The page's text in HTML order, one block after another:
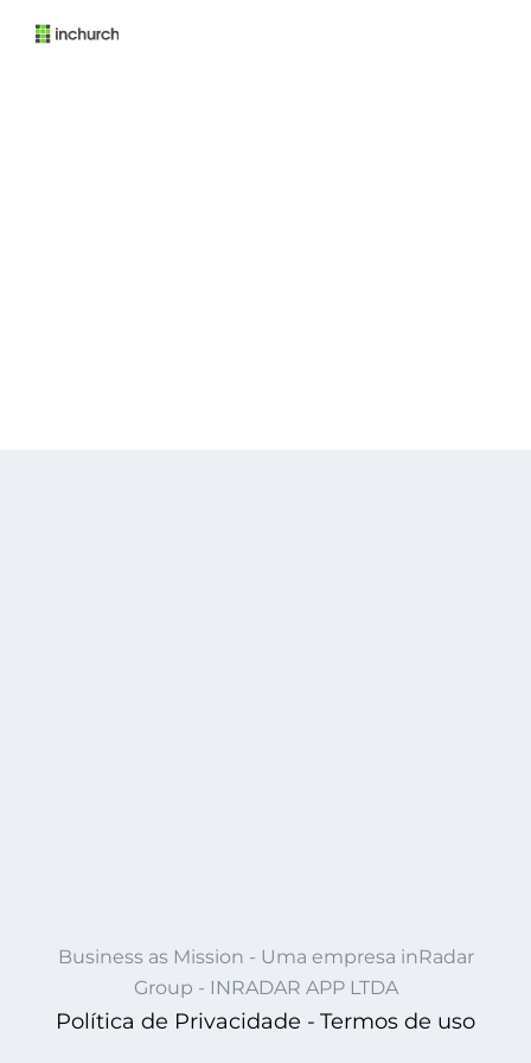
Business as Mission - Uma empresa inRadar
Group - INRADAR APP LTDA
Política de Privacidade - Termos de uso